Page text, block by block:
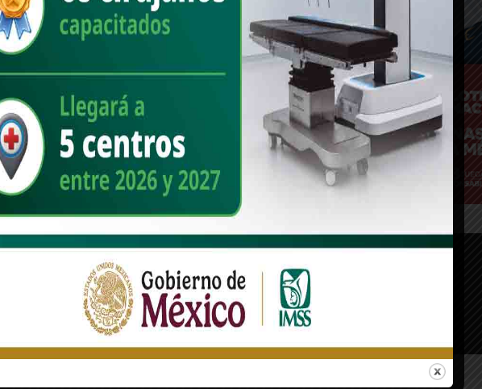
involucren en la administración pública”, afirmó, marcando una
Encinas se muestra cautelosa y enfática en que su prioridad son los
posiciones, aseguró que no está enfocada en candidaturas sino
estos puestos son prestados… yo quiero que mis resultados
ocupar y que la ciudadanía me siga evaluando”, dijo. Y termina con
no busca inscribirse a la carrera electoral, sino que “esa
voy a pegar el sprint”, finaliza.
Durazo, y darle seguimiento a todas estas obras y compromisos
Gobernador, primero desde Telemax, luego Comunicación Social, y
ha sido una gran gama de proyectos que ha emprendido
de campaña y también de peticiones que nos hizo la ciudadanía al
eso está plasmado en el Plan Estatal de Desarrollo.
poder estar alineados con el Plan Nacional de Desarrollo, en este
escuchar a la ciudadanía es que nos damos cuenta que la gran
Plan Estatal ya los había cumplido nuestro gobernador Durazo; y en
es que el gobernador se vuelve a comprometer con la ciudadanía
bienestar duradero en la región.